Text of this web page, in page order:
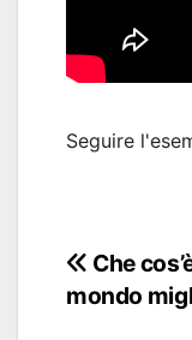
Seguire
articoli
Che
mondo